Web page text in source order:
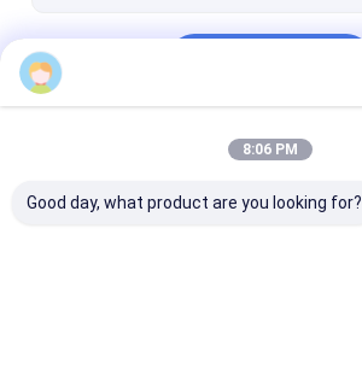
8:06 PM
Good day, what product are you looking for?